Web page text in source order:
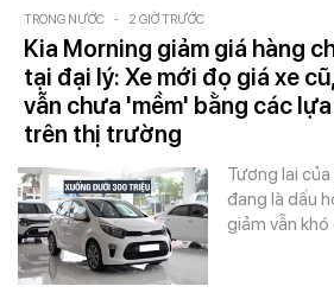
TRONG NƯỚC - 2 GIỜ TRƯỚC
Kia Morning giảm giá hàng
tại đại lý: Xe mới đọ giá xe
vẫn chưa 'mềm' bằng các
trên thị trường
Tương lai
đang là dấu
giảm vẫn